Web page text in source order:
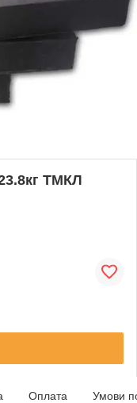
ТМКЛ
Оплата Умови